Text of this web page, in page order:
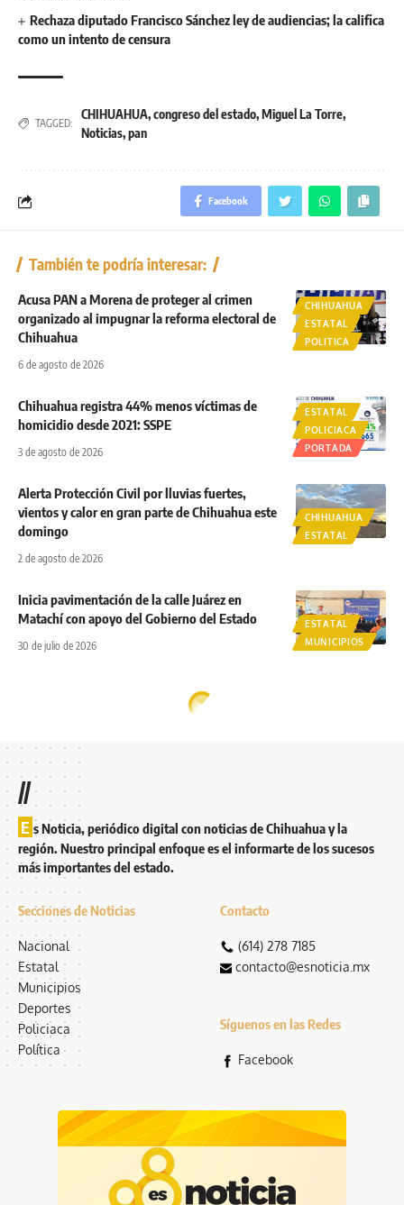
Rechaza diputado Francisco Sánchez ley de audiencias; la califica
como un intento de censura
TAGGED:
CHIHUAHUA,congreso del estado,Miguel La Torre,
Noticias,pan
Facebook
También te podría interesar:
CHIHUAHUA
ESTATAL
POLITICA
Acusa PAN a Morena de proteger al crimen
organizado al impugnar la reforma electoral de
Chihuahua
6 de agosto de 2026
ESTATAL
POLICIACA
PORTADA
Chihuahua registra 44% menos víctimas de
homicidio desde 2021: SSPE
3 de agosto de 2026
CHIHUAHUA
ESTATAL
Alerta Protección Civil por lluvias fuertes,
vientos y calor en gran parte de Chihuahua este
domingo
2 de agosto de 2026
ESTATAL
MUNICIPIOS
Inicia pavimentación de la calle Juárez en
Matachí con apoyo del Gobierno del Estado
30 de julio de 2026
//
E s Noticia, periódico digital con noticias de Chihuahua y la
región. Nuestro principal enfoque es el informarte de los sucesos
más importantes del estado.
Secciones de Noticias
Nacional
Estatal
Municipios
Deportes
Policiaca
Política
Contacto
(614) 278 7185
contacto@esnoticia.mx
Síguenos en las Redes
Facebook